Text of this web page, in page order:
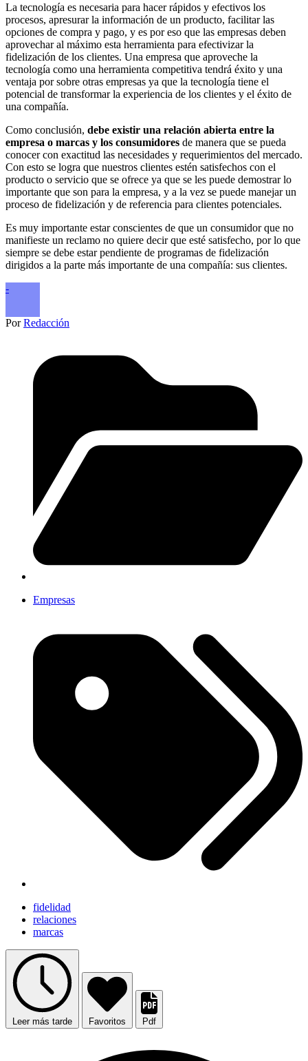
La tecnología es necesaria para hacer rápidos y efectivos los
procesos, apresurar la información de un producto, facilitar las
opciones de compra y pago, y es por eso que las empresas deben
aprovechar al máximo esta herramienta para efectivizar la
fidelización de los clientes. Una empresa que aproveche la
tecnología como una herramienta competitiva tendrá éxito y una
ventaja por sobre otras empresas ya que la tecnología tiene el
potencial de transformar la experiencia de los clientes y el éxito de
una compañía.
Como conclusión, debe existir una relación abierta entre la
empresa o marcas y los consumidores de manera que se pueda
conocer con exactitud las necesidades y requerimientos del mercado.
Con esto se logra que nuestros clientes estén satisfechos con el
producto o servicio que se ofrece ya que se les puede demostrar lo
importante que son para la empresa, y a la vez se puede manejar un
proceso de fidelización y de referencia para clientes potenciales.
Es muy importante estar conscientes de que un consumidor que no
manifieste un reclamo no quiere decir que esté satisfecho, por lo que
siempre se debe estar pendiente de programas de fidelización
dirigidos a la parte más importante de una compañía: sus clientes.
-
PorRedacción
Empresas
fidelidad
relaciones
marcas
Leer más tarde Favoritos Pdf